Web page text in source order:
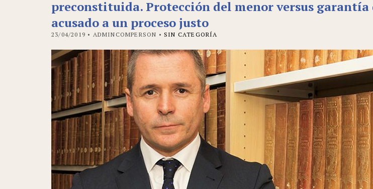
preconstituida. Protección del menor versus garantía
acusado a un proceso justo
23/04/2019 • ADMINCOMPERSON • SIN CATEGORÍA